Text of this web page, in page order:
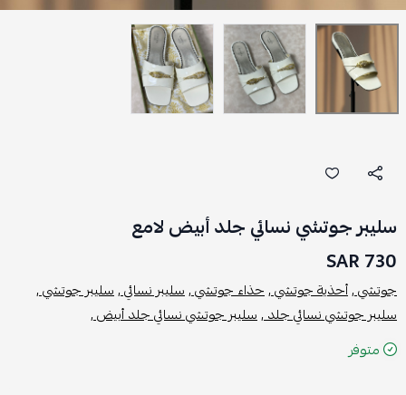
سليبر جوتشي نسائي جلد أبيض لامع
730 SAR
جوتشي ,أحذية جوتشي ,حذاء جوتشي ,سليبر نسائي ,سليبر جوتشي ,
سليبر جوتشي نسائي جلد ,سليبر جوتشي نسائي جلد أبيض ,
متوفر